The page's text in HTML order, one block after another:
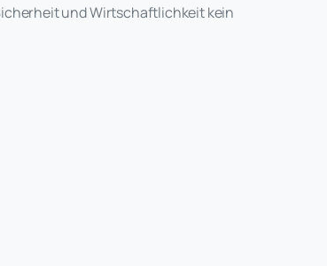
und Wirtschaftlichkeit kein